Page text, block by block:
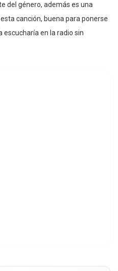
del género, además es una
canción, buena para ponerse
escucharía en la radio sin